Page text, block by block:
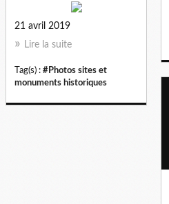
21 avril 2019
Lire la suite
Tag(s) : #Photos sites et
monuments historiques